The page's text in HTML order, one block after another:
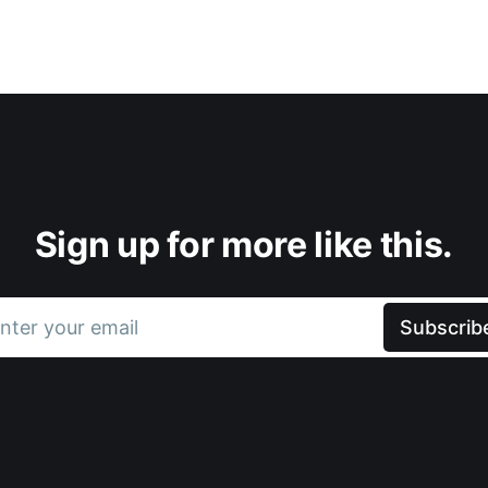
Sign up for more like this.
your email